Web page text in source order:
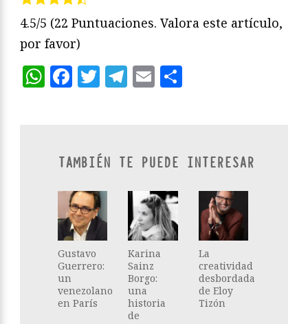
4.5/5 (22 Puntuaciones. Valora este artículo,
por favor)
WhatsApp
Facebook
Twitter
Telegram
Email
TAMBIÉN TE PUEDE INTERESAR
Gustavo
Guerrero:
un
venezolano
en París
Karina
Sainz
Borgo:
una
historia
de
La
creatividad
desbordada
de Eloy
Tizón